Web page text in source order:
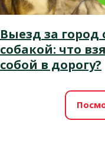
Выезд за город
собакой: что
собой в дорогу?